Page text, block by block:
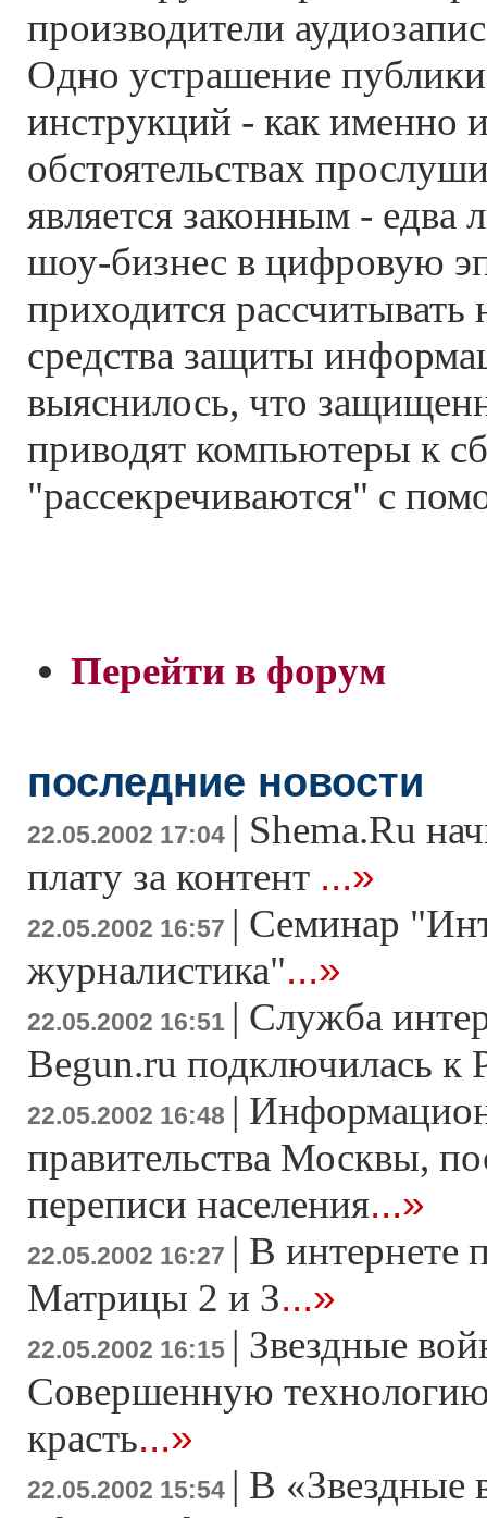
производители
Одно устрашение
инструкций - как именно
обстоятельствах
является законным - едва
шоу-бизнес в цифровую
приходится рассчитывать
средства защиты
выяснилось, что
приводят компьютеры к
"рассекречиваются" с
Перейти в форум
последние новости
22.05.2002 17:04 | Shema.Ru
плату за контент ...»
22.05.2002 16:57 | Семинар
журналистика"...»
22.05.2002 16:51 | Служба
Begun.ru подключилась к
22.05.2002 16:48 |
правительства Москвы,
переписи населения...»
22.05.2002 16:27 | В интернете
Матрицы 2 и З...»
22.05.2002 16:15 | Звездные
Совершенную
красть...»
22.05.2002 15:54 | В «Звездные